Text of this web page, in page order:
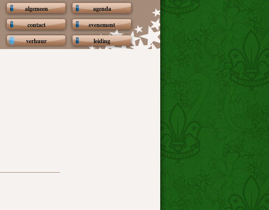
algemeen
agenda
contact
evenement
verhuur
leiding